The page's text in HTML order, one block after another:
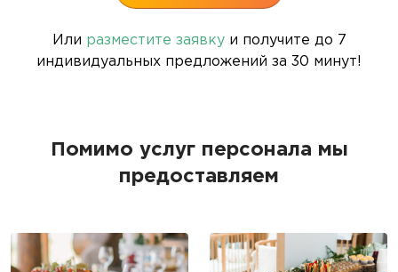
Или разместите заявкуи получите до 7
индивидуальных предложений за 30 минут!
Помимо услуг персонала мы
предоставляем